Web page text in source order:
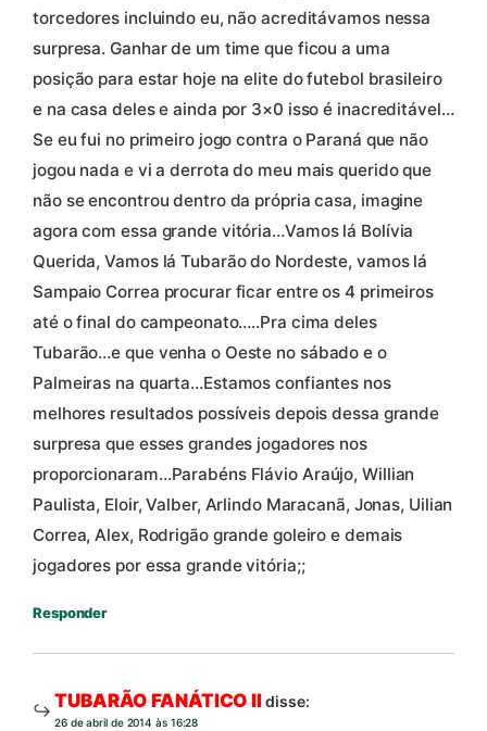
torcedores incluindo eu, não acreditávamos nessa
surpresa. Ganhar de um time que ficou a uma
posição para estar hoje na elite do futebol brasileiro
e na casa deles e ainda por 3×0 isso é inacreditável…
Se eu fui no primeiro jogo contra o Paraná que não
jogou nada e vi a derrota do meu mais querido que
não se encontrou dentro da própria casa, imagine
agora com essa grande vitória…Vamos lá Bolívia
Querida, Vamos lá Tubarão do Nordeste, vamos lá
Sampaio Correa procurar ficar entre os 4 primeiros
até o final do campeonato…..Pra cima deles
Tubarão…e que venha o Oeste no sábado e o
Palmeiras na quarta…Estamos confiantes nos
melhores resultados possíveis depois dessa grande
surpresa que esses grandes jogadores nos
proporcionaram…Parabéns Flávio Araújo, Willian
Paulista, Eloir, Valber, Arlindo Maracanã, Jonas, Uilian
Correa, Alex, Rodrigão grande goleiro e demais
jogadores por essa grande vitória;;
Responder
TUBARÃO FANÁTICO IIdisse:
26 de abril de 2014 às 16:28